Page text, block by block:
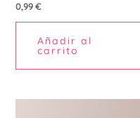
0,99€
Añadir al
carrito